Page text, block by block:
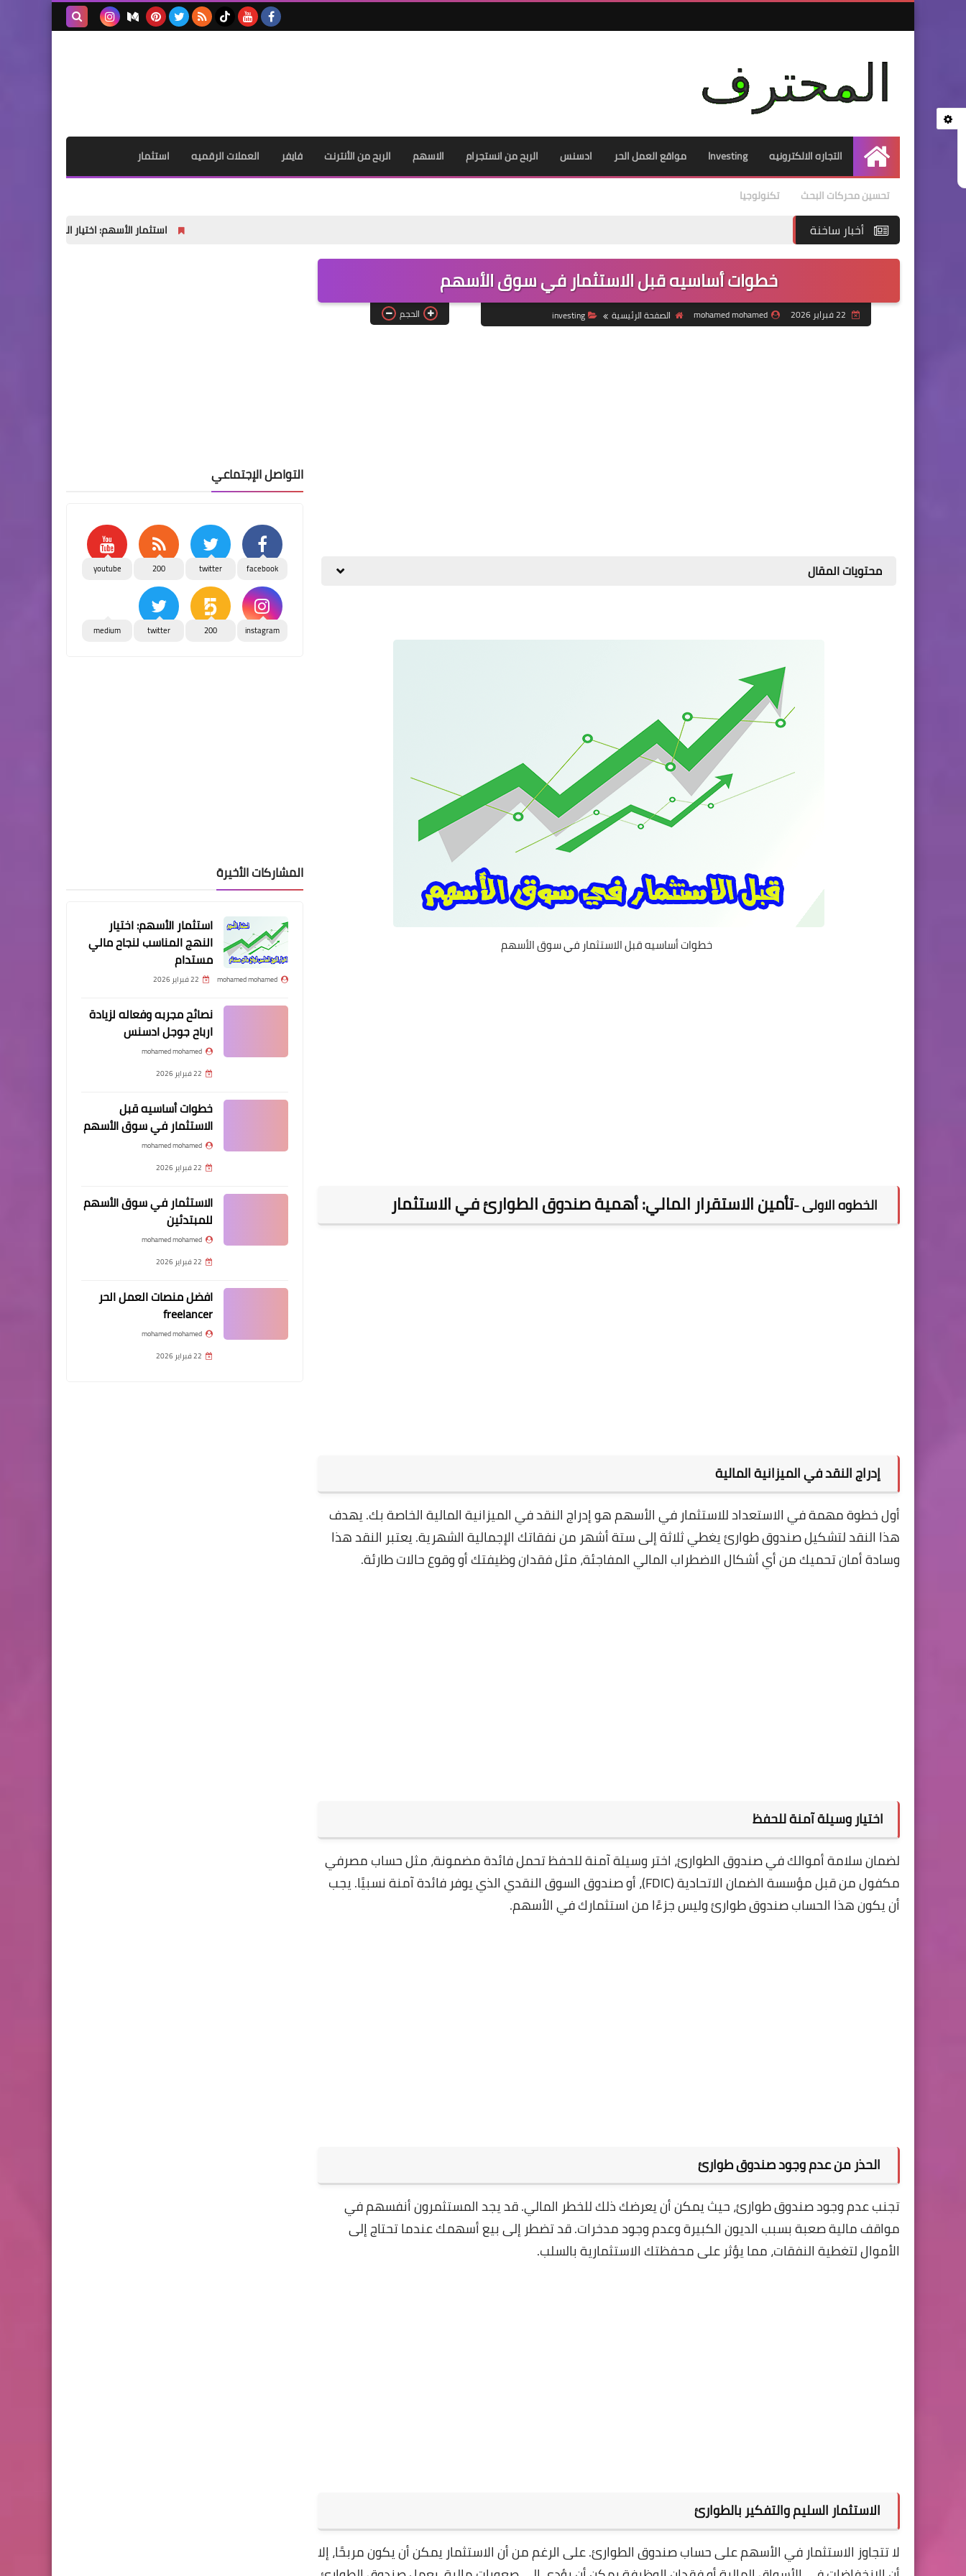
الرئيسية
التجاره الالكترونيه Investing مواقع العمل الحر ادسنس الربح من انستجرام الاسهم الربح من الأنترنت فايفر العملات الرقميه استثمار
تحسين محركات البحث تكنولوجيا
أخبار ساخنة استثمار الأسهم: اختيار النهج المناسب لنجاح مالي
خطوات أساسيه قبل الاستثمار في سوق الأسهم
mohamed mohamed الصفحة الرئيسية investing الحجم
محتويات المقال
خطوات أساسيه قبل الاستثمار في سوق الأسهم
الخطوه الاولى -تأمين الاستقرار المالي: أهمية صندوق الطوارئ في الاستثمار
إدراج النقد في الميزانية المالية
أول خطوة مهمة في الاستعداد للاستثمار في الأسهم هو إدراج النقد في الميزانية المالية الخاصة بك. يهدف
هذا النقد لتشكيل صندوق طوارئ يغطي ثلاثة إلى ستة أشهر من نفقاتك الإجمالية الشهرية. يعتبر النقد هذا
وسادة أمان تحميك من أي أشكال الاضطراب المالي المفاجئة، مثل فقدان وظيفتك أو وقوع حالات طارئة.
اختيار وسيلة آمنة للحفظ
لضمان سلامة أموالك في صندوق الطوارئ، اختر وسيلة آمنة للحفظ تحمل فائدة مضمونة، مثل حساب مصرفي
مكفول من قبل مؤسسة الضمان الاتحادية (FDIC)، أو صندوق السوق النقدي الذي يوفر فائدة آمنة نسبيًا. يجب
أن يكون هذا الحساب صندوق طوارئ وليس جزءًا من استثمارك في الأسهم.
الحذر من عدم وجود صندوق طوارئ
تجنب عدم وجود صندوق طوارئ، حيث يمكن أن يعرضك ذلك للخطر المالي. قد يجد المستثمرون أنفسهم في
مواقف مالية صعبة بسبب الديون الكبيرة وعدم وجود مدخرات. قد تضطر إلى بيع أسهمك عندما تحتاج إلى
الأموال لتغطية النفقات، مما يؤثر على محفظتك الاستثمارية بالسلب.
الاستثمار السليم والتفكير بالطوارئ
لا تتجاوز الاستثمار في الأسهم على حساب صندوق الطوارئ. على الرغم من أن الاستثمار يمكن أن يكون مربحًا، إلا
التواصل الإجتماعي
facebook
twitter
200
youtube
instagram
200
twitter
medium
المشاركات الأخيرة
استثمار الأسهم: اختيار
النهج المناسب لنجاح مالي
مستدام
mohamed mohamed 22 فبراير 2026
نصائح مجربه وفعاله لزيادة
ارباح جوجل ادسنس
mohamed mohamed
22 فبراير 2026
خطوات أساسيه قبل
الاستثمار في سوق الأسهم
mohamed mohamed
22 فبراير 2026
الاستثمار في سوق الأسهم
للمبتدئين
mohamed mohamed
22 فبراير 2026
افضل منصات العمل الحر
freelancer
mohamed mohamed
22 فبراير 2026